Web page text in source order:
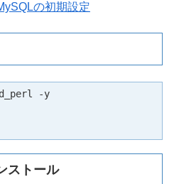
の初期設定
-y
ストール